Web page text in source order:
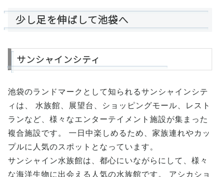
少し足を伸ばして池袋へ
サンシャインシティ
池袋のランドマークとして知られるサンシャインシテ
ィは、 水族館、展望台、ショッピングモール、レスト
ランなど、様々なエンターテイメント施設が集まった
複合施設です。 一日中楽しめるため、家族連れやカッ
プルに人気のスポットとなっています。
サンシャイン水族館は、都心にいながらにして、様々
な海洋生物に出会える人気の水族館です。 アシカショ